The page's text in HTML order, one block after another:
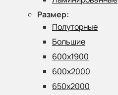
Размер:
Полуторные
Большие
600х1900
600х2000
650х2000